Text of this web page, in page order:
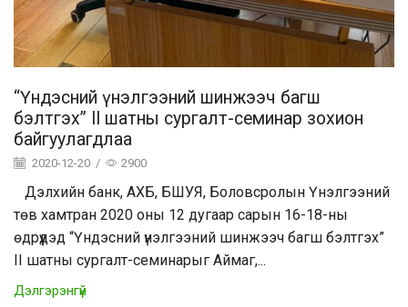
“Үндэсний үнэлгээний шинжээч багш
бэлтгэх” II шатны сургалт-семинар зохион
байгуулагдлаа
2020-12-20 / 2900
Дэлхийн банк, АХБ, БШУЯ, Боловсролын Үнэлгээний
төв хамтран 2020 оны 12 дугаар сарын 16-18-ны
өдрүүдэд “Үндэсний үнэлгээний шинжээч багш бэлтгэх”
II шатны сургалт-семинарыг Аймаг,...
Дэлгэрэнгүй